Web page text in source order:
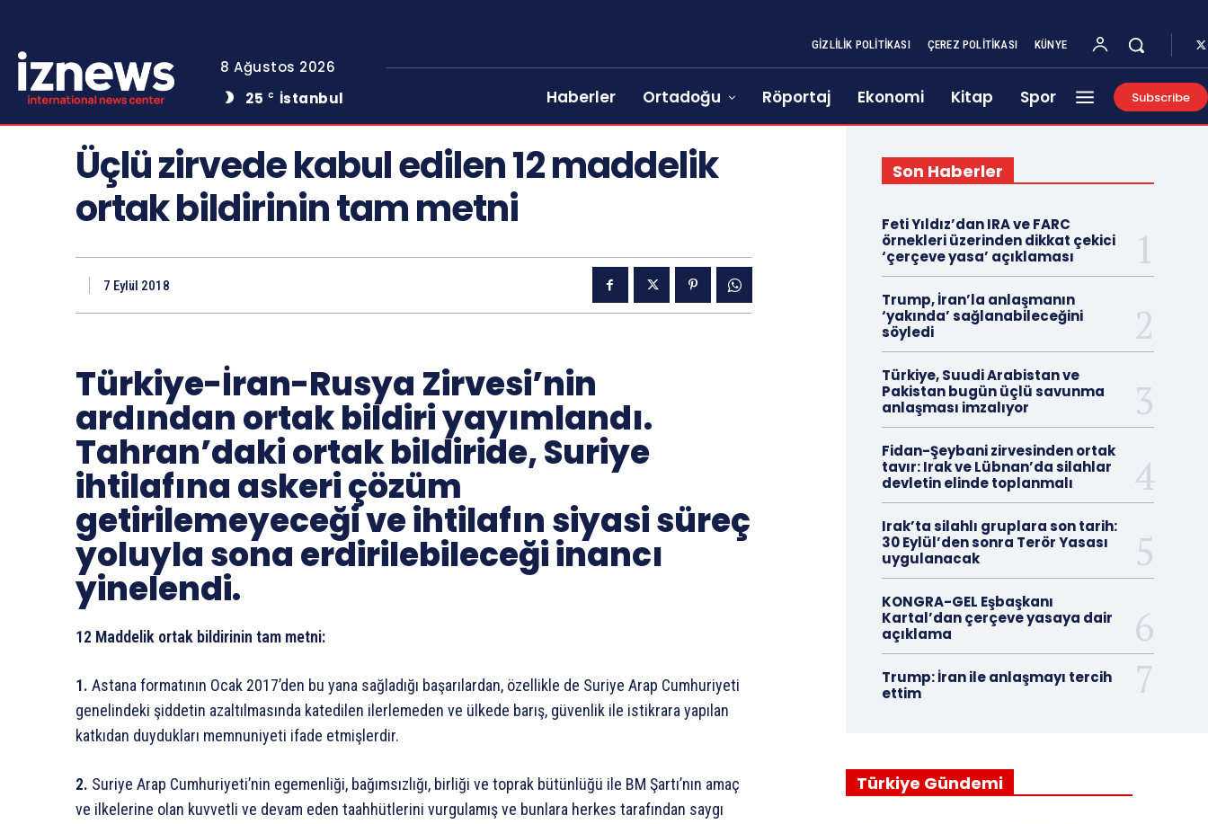
8 Ağustos 2026
25 C İstanbul
GIZLILIK POLITIKASI ÇEREZ POLITIKASI KÜNYE
Haberler Ortadoğu Röportaj Ekonomi Kitap Spor Subscribe
Üçlü zirvede kabul edilen 12 maddelik
ortak bildirinin tam metni
7 Eylül 2018
Türkiye-İran-Rusya Zirvesi’nin
ardından ortak bildiri yayımlandı.
Tahran’daki ortak bildiride, Suriye
ihtilafına askeri çözüm
getirilemeyeceği ve ihtilafın siyasi süreç
yoluyla sona erdirilebileceği inancı
yinelendi.
12 Maddelik ortak bildirinin tam metni:
1. Astana formatının Ocak 2017’den bu yana sağladığı başarılardan, özellikle de Suriye Arap Cumhuriyeti
genelindeki şiddetin azaltılmasında katedilen ilerlemeden ve ülkede barış, güvenlik ile istikrara yapılan
katkıdan duydukları memnuniyeti ifade etmişlerdir.
2. Suriye Arap Cumhuriyeti’nin egemenliği, bağımsızlığı, birliği ve toprak bütünlüğü ile BM Şartı’nın amaç
ve ilkelerine olan kuvvetli ve devam eden taahhütlerini vurgulamış ve bunlara herkes tarafından saygı
Son Haberler
Feti Yıldız’dan IRA ve FARC
örnekleri üzerinden dikkat çekici
‘çerçeve yasa’ açıklaması
Trump, İran’la anlaşmanın
‘yakında’ sağlanabileceğini
söyledi
Türkiye, Suudi Arabistan ve
Pakistan bugün üçlü savunma
anlaşması imzalıyor
Fidan-Şeybani zirvesinden ortak
tavır: Irak ve Lübnan’da silahlar
devletin elinde toplanmalı
Irak’ta silahlı gruplara son tarih:
30 Eylül’den sonra Terör Yasası
uygulanacak
KONGRA-GEL Eşbaşkanı
Kartal’dan çerçeve yasaya dair
açıklama
Trump: İran ile anlaşmayı tercih
ettim
Türkiye Gündemi